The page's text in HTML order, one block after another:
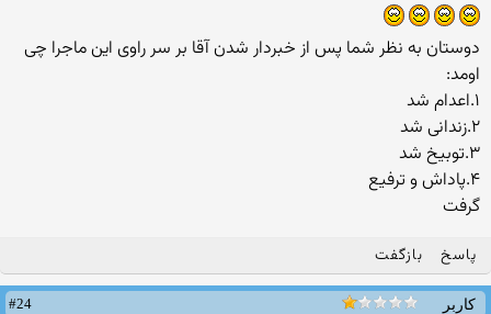
دوستان به نظر شما پس از خبردار شدن آقا بر سر راوی این ماجرا چی
اومد:
۱.اعدام شد
۲.زندانی شد
۳.توبیخ شد
۴.پاداش و ترفیع
گرفت
پاسخ بازگفت
کاربر
#24